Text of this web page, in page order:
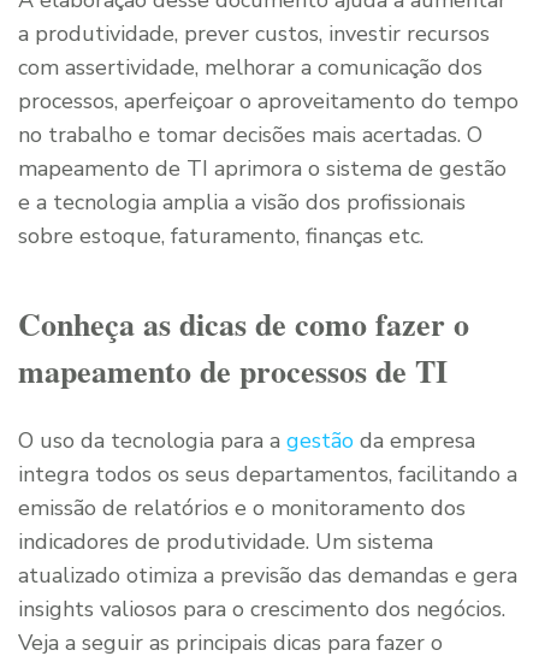
a produtividade, prever custos, investir recursos
com assertividade, melhorar a comunicação dos
processos, aperfeiçoar o aproveitamento do tempo
no trabalho e tomar decisões mais acertadas. O
mapeamento de TI aprimora o sistema de gestão
e a tecnologia amplia a visão dos profissionais
sobre estoque, faturamento, finanças etc.
Conheça as dicas de como fazer o
mapeamento de processos de TI
O uso da tecnologia para a gestão da empresa
integra todos os seus departamentos, facilitando a
emissão de relatórios e o monitoramento dos
indicadores de produtividade. Um sistema
atualizado otimiza a previsão das demandas e gera
insights valiosos para o crescimento dos negócios.
Veja a seguir as principais dicas para fazer o